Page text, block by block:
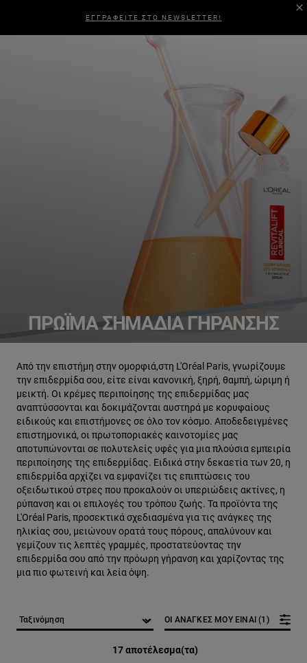
ΕΓΓΡΑΦΕΙΤΕ ΣΤΟ NEWSLETTER!
ΠΡΏΙΜΑ ΣΗΜΆΔΙΑ ΓΉΡΑΝΣΗΣ
Από την επιστήμη στην ομορφιά,στη L'Oréal Paris, γνωρίζουμε
την επιδερμίδα σου, είτε είναι κανονική, ξηρή, θαμπή, ώριμη ή
μεικτή. Οι κρέμες περιποίησης της επιδερμίδας μας
αναπτύσσονται και δοκιμάζονται αυστηρά με κορυφαίους
ειδικούς και επιστήμονες σε όλο τον κόσμο. Αποδεδειγμένες
επιστημονικά, οι πρωτοποριακές καινοτομίες μας
αποτυπώνονται σε πολυτελείς υφές για μια πλούσια εμπειρία
περιποίησης της επιδερμίδας. Ειδικά στην δεκαετία των 20, η
επιδερμίδα αρχίζει να εμφανίζει τις επιπτώσεις του
οξειδωτικού στρες που προκαλούν οι υπεριώδεις ακτίνες, η
ρύπανση και οι επιλογές του τρόπου ζωής. Τα προϊόντα της
L'Oréal Paris, προσεκτικά σχεδιασμένα για τις ανάγκες της
ηλικίας σου, μειώνουν ορατά τους πόρους, απαλύνουν και
γεμίζουν τις λεπτές γραμμές, προστατεύοντας την
επιδερμίδα σου από την πρόωρη γήρανση και χαρίζοντας της
μια πιο φωτεινή και λεία όψη.
17 αποτέλεσμα(τα)
ΟΙ ΑΝΑΓΚΕΣ ΜΟΥ ΕΙΝΑΙ (1)